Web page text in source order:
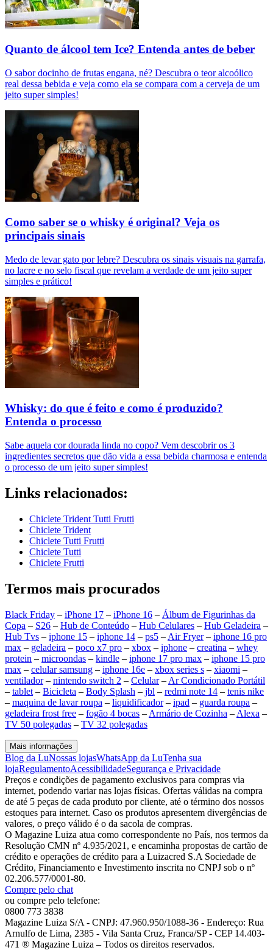
Quanto de álcool tem Ice? Entenda antes de beber
O sabor docinho de frutas engana, né? Descubra o teor alcoólico
real dessa bebida e veja como ela se compara com a cerveja de um
jeito super simples!
Como saber se o whisky é original? Veja os
principais sinais
Medo de levar gato por lebre? Descubra os sinais visuais na garrafa,
no lacre e no selo fiscal que revelam a verdade de um jeito super
simples e prático!
Whisky: do que é feito e como é produzido?
Entenda o processo
Sabe aquela cor dourada linda no copo? Vem descobrir os 3
ingredientes secretos que dão vida a essa bebida charmosa e entenda
o processo de um jeito super simples!
Links relacionados:
Chiclete Trident Tutti Frutti
Chiclete Trident
Chiclete Tutti Frutti
Chiclete Tutti
Chiclete Frutti
Termos mais procurados
Black Friday – iPhone 17 – iPhone 16 – Álbum de Figurinhas da
Copa – S26 – Hub de Conteúdo – Hub Celulares – Hub Geladeira –
Hub Tvs – iphone 15 – iphone 14 – ps5 – Air Fryer– iphone 16 pro
max – geladeira – poco x7 pro – xbox – iphone – creatina – whey
protein – microondas – kindle – iphone 17 pro max – iphone 15 pro
max – celular samsung – iphone 16e – xbox series s – xiaomi –
ventilador– nintendo switch 2 – Celular– Ar Condicionado Portátil
– tablet – Bicicleta – Body Splash – jbl – redmi note 14 – tenis nike
– maquina de lavar roupa – liquidificador– ipad – guarda roupa –
geladeira frost free – fogão 4 bocas – Armário de Cozinha – Alexa –
TV 50 polegadas – TV 32 polegadas
Mais informações
Blog da LuNossas lojasWhatsApp da LuTenha sua
lojaRegulamentoAcessibilidadeSegurança e Privacidade
Preços e condições de pagamento exclusivos para compras via
internet, podendo variar nas lojas físicas. Ofertas válidas na compra
de até 5 peças de cada produto por cliente, até o término dos nossos
estoques para internet. Caso os produtos apresentem divergências de
valores, o preço válido é o da sacola de compras.
O Magazine Luiza atua como correspondente no País, nos termos da
Resolução CMN nº 4.935/2021, e encaminha propostas de cartão de
crédito e operações de crédito para a Luizacred S.A Sociedade de
Crédito, Financiamento e Investimento inscrita no CNPJ sob o nº
02.206.577/0001-80.
Compre pelo chat
ou compre pelo telefone:
0800 773 3838
Magazine Luiza S/A - CNPJ: 47.960.950/1088-36 - Endereço: Rua
Arnulfo de Lima, 2385 - Vila Santa Cruz, Franca/SP - CEP 14.403-
471 ® Magazine Luiza – Todos os direitos reservados.